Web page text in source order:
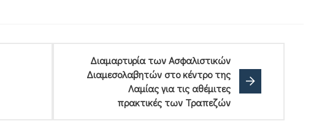
Διαμαρτυρία των Ασφαλιστικών
Διαμεσολαβητών στο κέντρο της
Λαμίας για τις αθέμιτες
πρακτικές των Τραπεζών